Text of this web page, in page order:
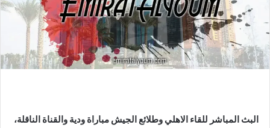
البث المباشر للقاء الاهلي وطلائع الجيش مباراة ودية والقناة الناقلة،